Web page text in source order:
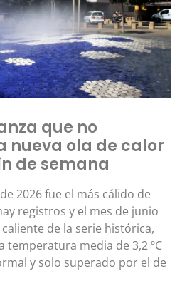
que no
nueva ola de calor
de semana
2026 fue el más cálido de
registros y el mes de junio
de la serie histórica,
temperatura media de 3,2 ºC
y solo superado por el de